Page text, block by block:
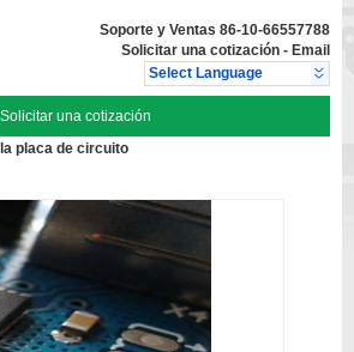
Soporte y Ventas 86-10-66557788
Solicitar una cotización - Email
Select Language
Solicitar una cotización
placa de circuito